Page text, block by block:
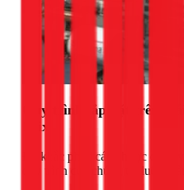
Quy trình lắp đặt trên
1Fix
Để khắc phục các nhược điểm
quy trình của chúng tôi luôn